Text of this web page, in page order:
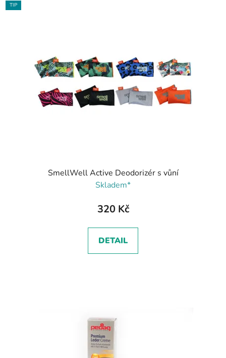
TIP
SmellWell Active Deodorizér s vůní
Skladem*
320 Kč
DETAIL